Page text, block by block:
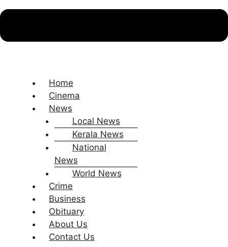
Home
Cinema
News
Local News
Kerala News
National
News
World News
Crime
Business
Obituary
About Us
Contact Us